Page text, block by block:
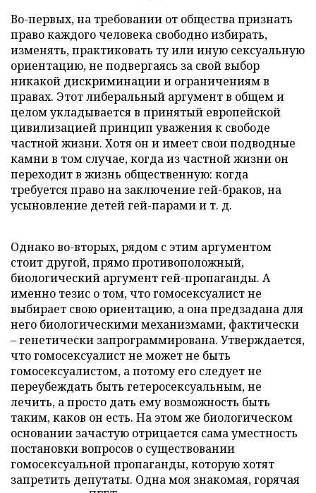
Во-первых, на требовании от общества признать
право каждого человека свободно избирать,
изменять, практиковать ту или иную сексуальную
ориентацию, не подвергаясь за свой выбор
никакой дискриминации и ограничениям в
правах. Этот либеральный аргумент в общем и
целом укладывается в принятый европейской
цивилизацией принцип уважения к свободе
частной жизни. Хотя он и имеет свои подводные
камни в том случае, когда из частной жизни он
переходит в жизнь общественную: когда
требуется право на заключение гей-браков, на
усыновление детей гей-парами и т. д.
Однако во-вторых, рядом с этим аргументом
стоит другой, прямо противоположный,
биологический аргумент гей-пропаганды. А
именно тезис о том, что гомосексуалист не
выбирает свою ориентацию, а она предзадана для
него биологическими механизмами, фактически
– генетически запрограммирована. Утверждается,
что гомосексуалист не может не быть
гомосексуалистом, а потому его следует не
переубеждать быть гетеросексуальным, не
лечить, а просто дать ему возможность быть
таким, каков он есть. На этом же биологическом
основании зачастую отрицается сама уместность
постановки вопросов о существовании
гомосексуальной пропаганды, которую хотят
запретить депутаты. Одна моя знакомая, горячая